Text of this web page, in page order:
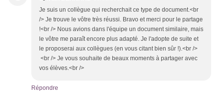
Je suis un collègue qui recherchait ce type de document.<br
/> Je trouve le vôtre très réussi. Bravo et merci pour le partage
!<br /> Nous avions dans l'équipe un document similaire, mais
le vôtre me paraît encore plus adapté. Je l'adopte de suite et
le proposerai aux collègues (en vous citant bien sûr !).<br />
<br /> Je vous souhaite de beaux moments à partager avec
vos élèves.<br />
Répondre